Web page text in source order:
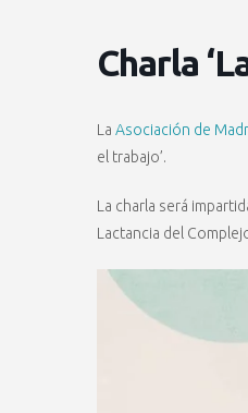
Charla
La Asociación de
el trabajo’.
La charla será
Lactancia del